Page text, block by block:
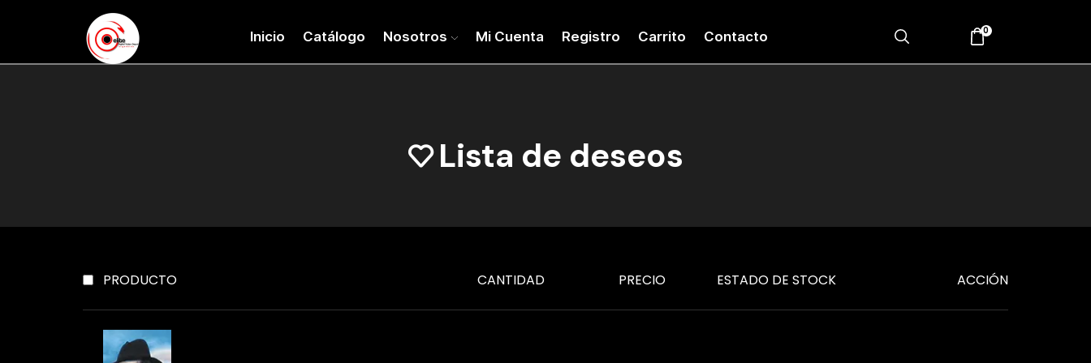
Inicio Catálogo Nosotros Mi Cuenta Registro Carrito Contacto 0
Lista de deseos
PRODUCTO CANTIDAD PRECIO ESTADO DE STOCK ACCIÓN